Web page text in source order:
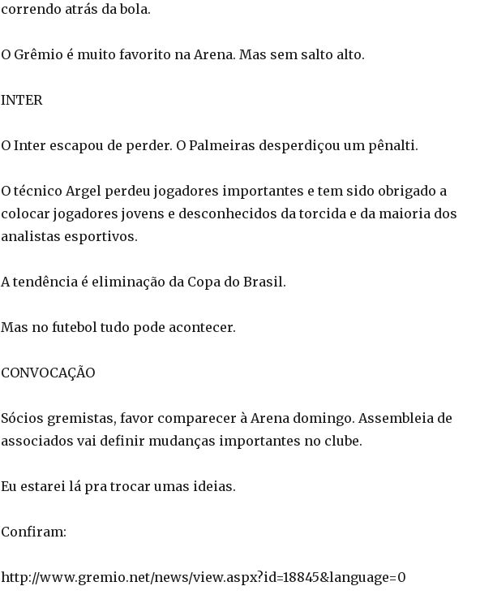
correndo atrás da bola.
O Grêmio é muito favorito na Arena. Mas sem salto alto.
INTER
O Inter escapou de perder. O Palmeiras desperdiçou um pênalti.
O técnico Argel perdeu jogadores importantes e tem sido obrigado a
colocar jogadores jovens e desconhecidos da torcida e da maioria dos
analistas esportivos.
A tendência é eliminação da Copa do Brasil.
Mas no futebol tudo pode acontecer.
CONVOCAÇÃO
Sócios gremistas, favor comparecer à Arena domingo. Assembleia de
associados vai definir mudanças importantes no clube.
Eu estarei lá pra trocar umas ideias.
Confiram:
http://www.gremio.net/news/view.aspx?id=18845&language=0